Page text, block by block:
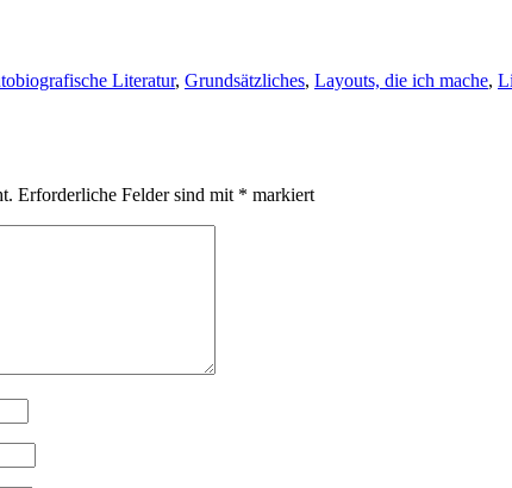
Literatur, Grundsätzliches, Layouts, die ich mache,
Erforderliche Felder sind mit * markiert